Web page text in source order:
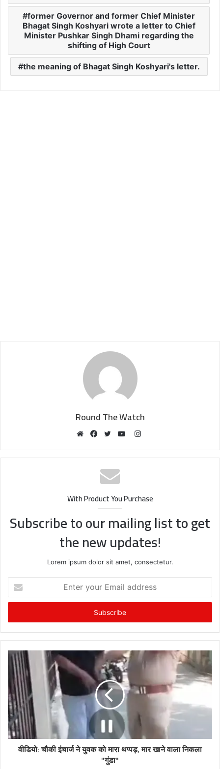
former Governor and former Chief Minister
Bhagat Singh Koshyari wrote a letter to Chief
Minister Pushkar Singh Dhami regarding the
shifting of High Court
the meaning of Bhagat Singh Koshyari's letter.
Round The Watch
Instagram
With Product You Purchase
Subscribe to our mailing list to get
the new updates!
Lorem ipsum dolor sit amet, consectetur.
your
Email
वीडियो: चौकी इंचार्ज ने युवक को मारा थप्पड़, मार खाने वाला निकला
"गुंडा"